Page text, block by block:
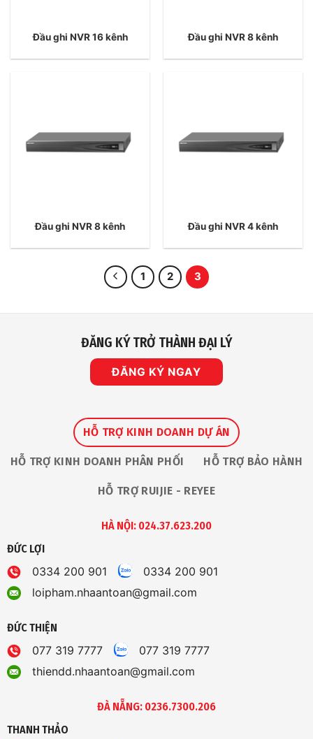
Đầu ghi NVR 16 kênh Đầu ghi NVR 8 kênh
Đầu ghi NVR 8 kênh Đầu ghi NVR 4 kênh
1 2 3
ĐĂNG KÝ TRỞ THÀNH ĐẠI LÝ
ĐĂNG KÝ NGAY
HỖ TRỢ KINH DOANH DỰ ÁN
HỖ TRỢ KINH DOANH PHÂN PHỐI HỖ TRỢ BẢO HÀNH
HỖ TRỢ RUIJIE - REYEE
HÀ NỘI: 024.37.623.200
ĐỨC LỢI
0334 200 901
0334 200 901
loipham.nhaantoan@gmail.com
ĐỨC THIỆN
077 319 7777
077 319 7777
thiendd.nhaantoan@gmail.com
ĐÀ NẴNG: 0236.7300.206
THANH THẢO